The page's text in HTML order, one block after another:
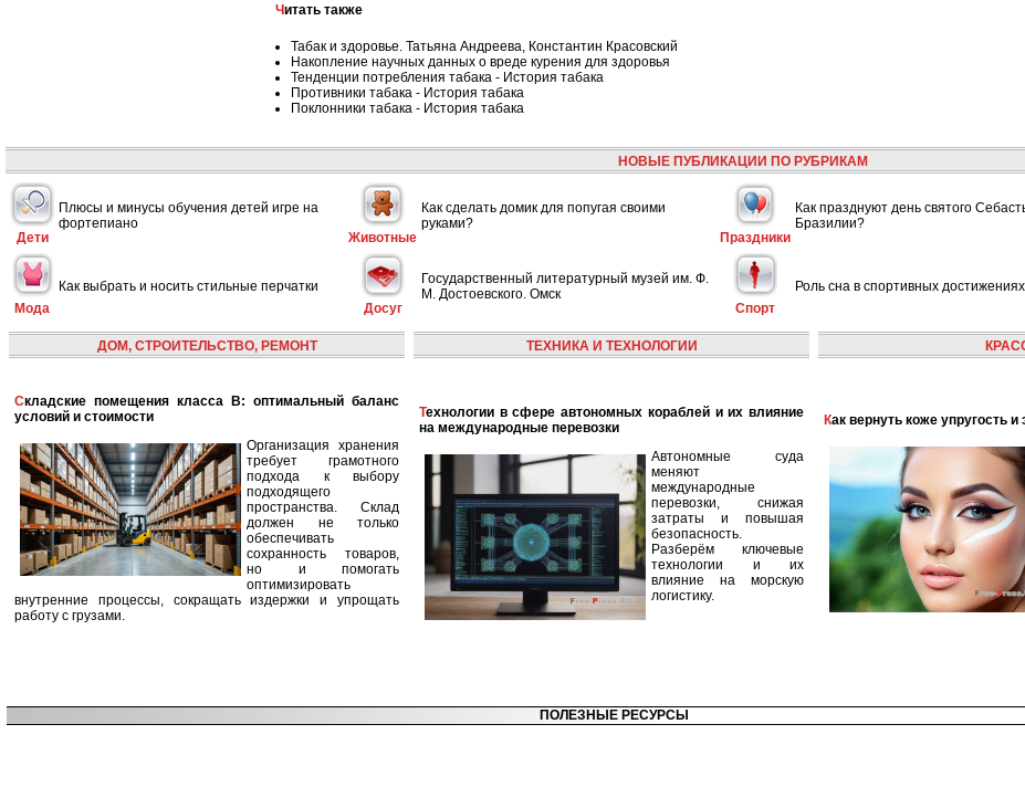
Читать также
Табак и здоровье. Татьяна Андреева, Константин Красовский
Накопление научных данных о вреде курения для здоровья
Тенденции потребления табака - История табака
Противники табака - История табака
Поклонники табака - История табака
НОВЫЕ ПУБЛИКАЦИИ ПО РУБРИКАМ
Дети
Плюсы и минусы обучения детей игре на
фортепиано
Животные
Как сделать домик для попугая своими
руками?
Праздники
Как празднуют день святого
Бразилии?
Мода
Как выбрать и носить стильные перчатки
Досуг
Государственный литературный музей им. Ф.
М. Достоевского. Омск
Спорт
Роль сна в спортивных достижениях
ДОМ, СТРОИТЕЛЬСТВО, РЕМОНТ
Складские помещения класса B: оптимальный баланс
условий и стоимости
Организация хранения
требует грамотного
подхода к выбору
подходящего
пространства. Склад
должен не только
обеспечивать
сохранность товаров,
но и помогать
оптимизировать
внутренние процессы, сокращать издержки и упрощать
работу с грузами.
ТЕХНИКА И ТЕХНОЛОГИИ
Технологии в сфере автономных кораблей и их влияние
на международные перевозки
Автономные суда
меняют
международные
перевозки, снижая
затраты и повышая
безопасность.
Разберём ключевые
технологии и их
влияние на морскую
логистику.
Как вернуть коже упругость
ПОЛЕЗНЫЕ РЕСУРСЫ